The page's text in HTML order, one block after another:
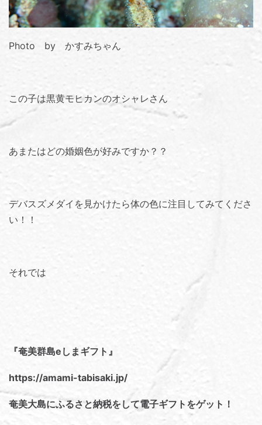
Photo by かすみちゃん
この子は黒黄モヒカンのオシャレさん
あまたはどの婚姻色が好みですか？？
デバスズメダイを見かけたら体の色に注目してみてくださ
い！！
それでは
『奄美群島eしまギフト』
https://amami-tabisaki.jp/
奄美大島にふるさと納税をして電子ギフトをゲット！